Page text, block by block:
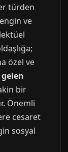
türden
ve
özel ve
gelen
bir
Önemli
cesaret
sosyal